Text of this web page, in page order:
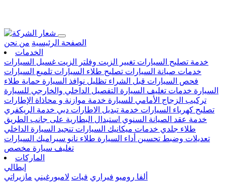
الصفحة الرئيسية من نحن
الخدمات
خدمة تصليح السيارات تغيير الزيت وفلتر الزيت غسيل السيارات
خدمات صيانة السيارات تصليح طلاء السيارات تلميع السيارات
فحص السيارات قبل الشراء تظليل نوافذ السيارة حماية طلاء
السيارة خدمات تغليف السيارة التفصيل الداخلي والخارجي للسيارة
تركيب الزجاج الأمامي للسيارة خدمة موازنة و محاذاة الإطارات
تصليح كهرباء السيارات خدمة تبديل الاطارات دبي خدمة الريكفري
خدمة عقد الصيانة السنوي استبدال البطارية على جانب الطريق
طلاء جلدي خدمات ميكانيك السيارات تنجيد السيارة الداخلي
تعديلات وضبط تحسين أداء السيارة طلاء نانو سيراميك السيارات
تغليف سيارة مخصص
الماركات
إيطالي
ألفا روميو فيراري فيات لامبورغيني مازيراتي